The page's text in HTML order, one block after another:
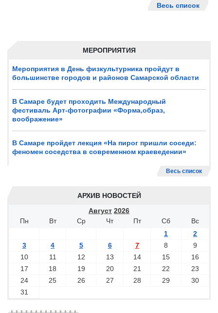
МЕРОПРИЯТИЯ
Мероприятия в День физкультурника пройдут в
большинстве городов и районов Самарской области
В Самаре будет проходить Международный
фестиваль Арт-фотографии «Форма,образ,
воображение»
В Самаре пройдет лекция «На пирог пришли соседи:
феномен соседства в современном краеведении»
Весь список
АРХИВ НОВОСТЕЙ
Август 2026
Пн
Вт Ср Чт Пт Сб
Вс
1
2
3
4 5 6 7 8
9
10
11 12 13 14 15
16
17
18 19 20 21 22
23
24
25 26 27 28 29
30
31
Весь список